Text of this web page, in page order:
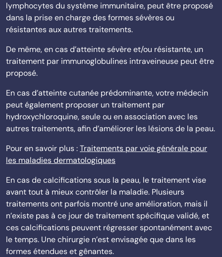
lymphocytes du système immunitaire, peut être proposé
dans la prise en charge des formes sévères ou
résistantes aux autres traitements.
De même, en cas d’atteinte sévère et/ou résistante, un
traitement par immunoglobulines intraveineuse peut être
proposé.
En cas d’atteinte cutanée prédominante, votre médecin
peut également proposer un traitement par
hydroxychloroquine, seule ou en association avec les
autres traitements, afin d’améliorer les lésions de la peau.
Pour en savoir plus :Traitements par voie générale pour
les maladies dermatologiques
En cas de calcifications sous la peau, le traitement vise
avant tout à mieux contrôler la maladie. Plusieurs
traitements ont parfois montré une amélioration, mais il
n’existe pas à ce jour de traitement spécifique validé, et
ces calcifications peuvent régresser spontanément avec
le temps. Une chirurgie n’est envisagée que dans les
formes étendues et gênantes.